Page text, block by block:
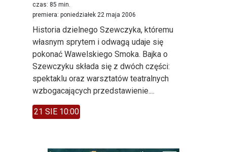
czas: 85 min.
premiera: poniedziałek 22 maja 2006
Historia dzielnego Szewczyka, któremu
własnym sprytem i odwagą udaje się
pokonać Wawelskiego Smoka. Bajka o
Szewczyku składa się z dwóch części:
spektaklu oraz warsztatów teatralnych
wzbogacających przedstawienie....
21 SIE 10:00